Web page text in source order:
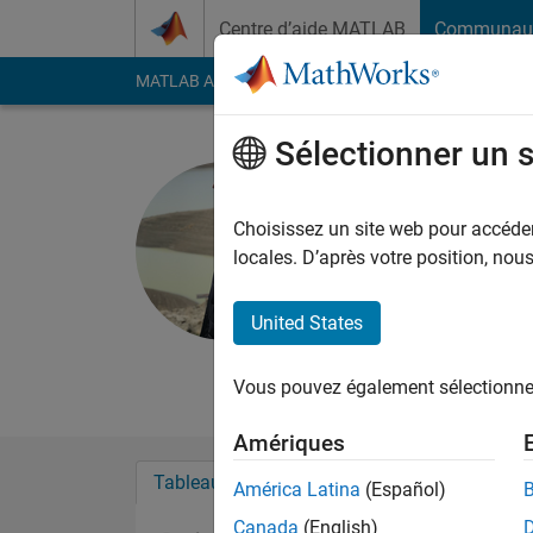
Centre d’aide MATLAB
MATLAB Answers File Exchange Cody
Last seen: 11 mois il
Followers:0
Work in research
Tableau de bord Badges
Sélectionner un
Choisissez un site web pour
locales. D’après votre position,
United States
Vous pouvez également
Amériques
América Latina (Español)
Canada (English)